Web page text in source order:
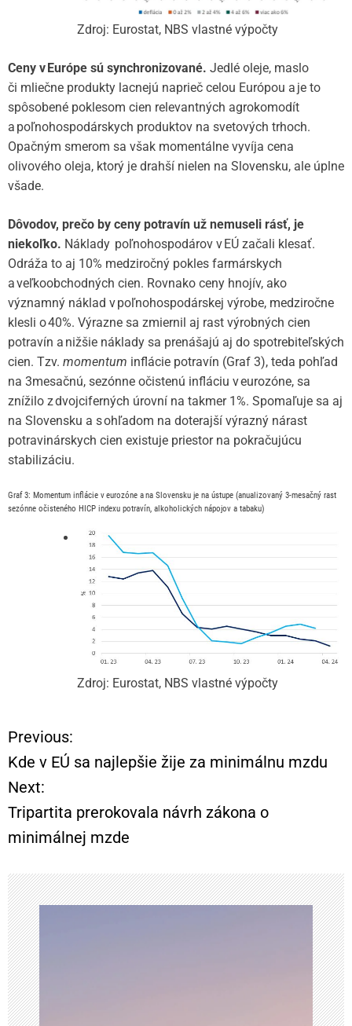
Zdroj: Eurostat, NBS vlastné výpočty
Ceny v Európe sú synchronizované. Jedlé oleje, maslo
či mliečne produkty lacnejú naprieč celou Európou a je to
spôsobené poklesom cien relevantných agrokomodít
a poľnohospodárskych produktov na svetových trhoch.
Opačným smerom sa však momentálne vyvíja cena
olivového oleja, ktorý je drahší nielen na Slovensku, ale úplne
všade.
Dôvodov, prečo by ceny potravín už nemuseli rásť, je
niekoľko. Náklady poľnohospodárov v EÚ začali klesať.
Odráža to aj 10% medziročný pokles farmárskych
a veľkoobchodných cien. Rovnako ceny hnojív, ako
významný náklad v poľnohospodárskej výrobe, medziročne
klesli o 40%. Výrazne sa zmiernil aj rast výrobných cien
potravín a nižšie náklady sa prenášajú aj do spotrebiteľských
cien. Tzv. momentum inflácie potravín (Graf 3), teda pohľad
na 3mesačnú, sezónne očistenú infláciu v eurozóne, sa
znížilo z dvojciferných úrovní na takmer 1%. Spomaľuje sa aj
na Slovensku a s ohľadom na doterajší výrazný nárast
potravinárskych cien existuje priestor na pokračujúcu
stabilizáciu.
Graf 3: Momentum inflácie v eurozóne a na Slovensku je na ústupe (anualizovaný 3-mesačný rast
sezónne očisteného HICP indexu potravín, alkoholických nápojov a tabaku)
Zdroj: Eurostat, NBS vlastné výpočty
N
a
v
g
á
c
i
Previous:
Kde v EÚ sa najlepšie žije za minimálnu mzdu
Next:
Tripartita prerokovala návrh zákona o
minimálnej mzde